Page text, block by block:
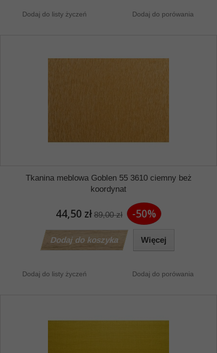
Dodaj do listy życzeń Dodaj do porówania
Tkanina meblowa Goblen 55 3610 ciemny beż
koordynat
44,50 zł 89,00 zł -50%
Dodaj do koszyka Więcej
Dodaj do listy życzeń Dodaj do porówania